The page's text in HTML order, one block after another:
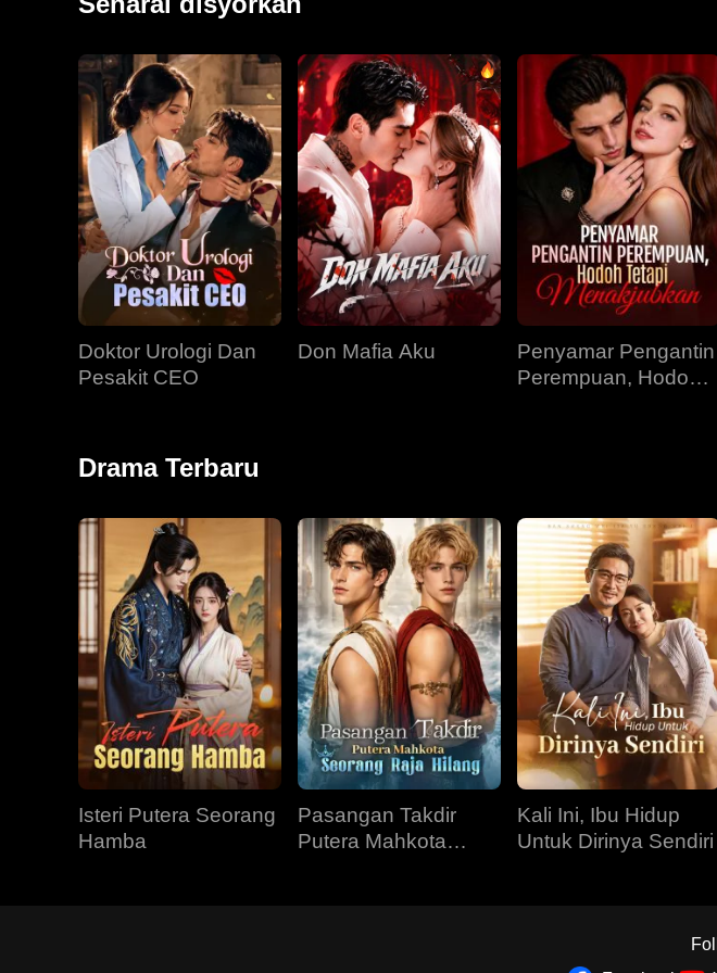
Doktor Urologi Dan
Pesakit CEO
Don Mafia Aku
Penyamar Pengantin
Perempuan, Hodoh
Drama Terbaru
Isteri Putera Seorang
Hamba
Pasangan Takdir
Putera Mahkota
Kali Ini, Ibu Hidup
Untuk Dirinya Sendiri